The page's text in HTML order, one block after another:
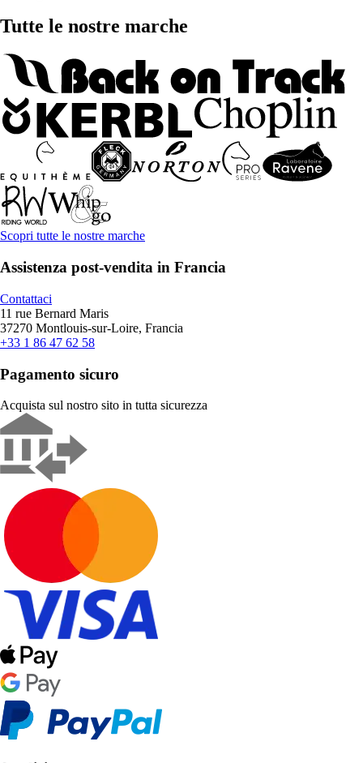
Tutte le nostre marche
Scopri tutte le nostre marche
Assistenza post-vendita in Francia
Contattaci
11 rue Bernard Maris
37270 Montlouis-sur-Loire, Francia
+33 1 86 47 62 58
Pagamento sicuro
Acquista sul nostro sito in tutta sicurezza